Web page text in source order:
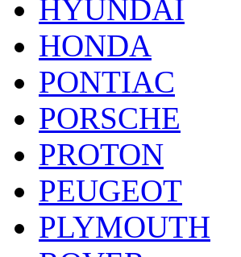
HYUNDAI
HONDA
PONTIAC
PORSCHE
PROTON
PEUGEOT
PLYMOUTH